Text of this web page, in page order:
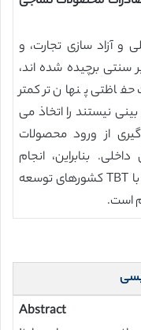
و آزاد سازی تجارت، و
سنتی برچیده شده اند،
پنهان تر کمتر
نیستند را اتخاذ می
از ورود محصولات
بنابراین، انجام
تحقیقات بر روی روش هایی برای مقابله با TBT کشورهای توسعه
است.
Abstract